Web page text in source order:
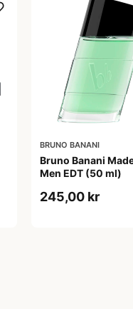
BRUNO BANANI
Bruno Banani
Men EDT (50 ml)
245,00 kr